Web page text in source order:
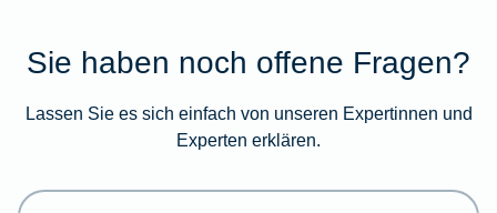
Sie haben noch offene Fragen?
Lassen Sie es sich einfach von unseren Expertinnen und
Experten erklären.